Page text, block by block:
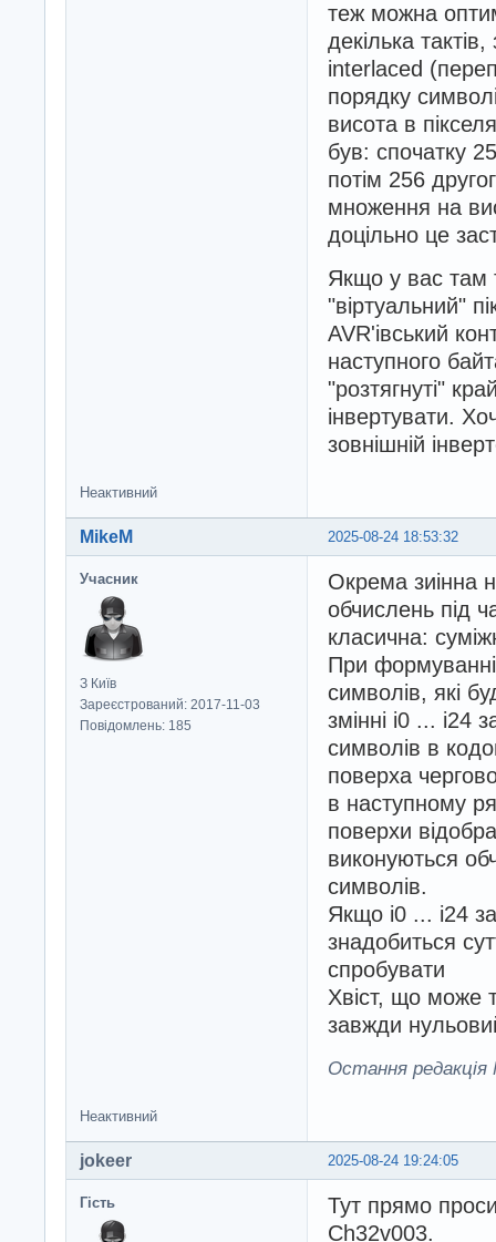
теж можна
декілька
interlaced
порядку
висота в
був: спочатку
потім 256
множення на
доцільно це
Якщо у вас там
"віртуальний"
AVR'івський
наступного
"розтягнуті"
інвертувати.
зовнішній
Неактивний
2025-08-24 18:53:32
MikeM
Учасник
З Київ
Зареєстрований: 2017-11-03
Повідомлень: 185
Окрема зиінна
обчислень під
класична:
При
символів, які
змінні і0 ... і24
символів в
поверха
в наступному
поверхи
виконуються
символів.
Якщо і0 ... і24
знадобиться
спробувати
Хвіст, що може
завжди
Остання редакція
Неактивний
2025-08-24 19:24:05
jokeer
Гість
Тут прямо
Ch32v003.